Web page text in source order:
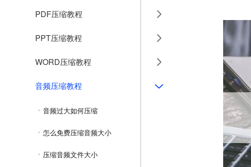
PDF压缩教程
PPT压缩教程
WORD压缩教程
音频压缩教程
音频过大如何压缩
怎么免费压缩音频大小
压缩音频文件大小